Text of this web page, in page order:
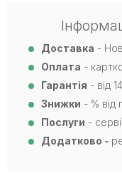
Доставка -
Оплата -
Гарантія - від
Знижки - % від
Послуги -
Додатково -